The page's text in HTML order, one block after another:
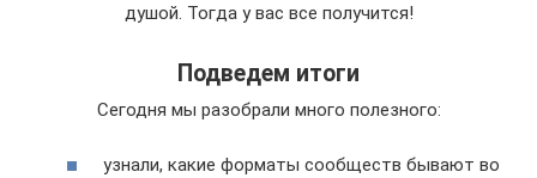
душой. Тогда у вас все получится!
Подведем итоги
Сегодня мы разобрали много полезного:
узнали, какие форматы сообществ бывают во